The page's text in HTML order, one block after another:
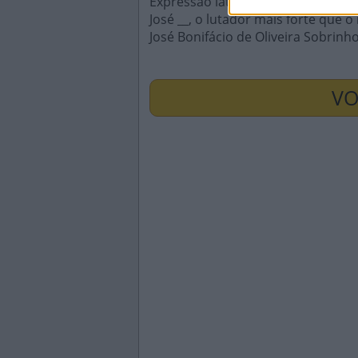
José __, o lutador mais forte que
José Bonifácio de Oliveira